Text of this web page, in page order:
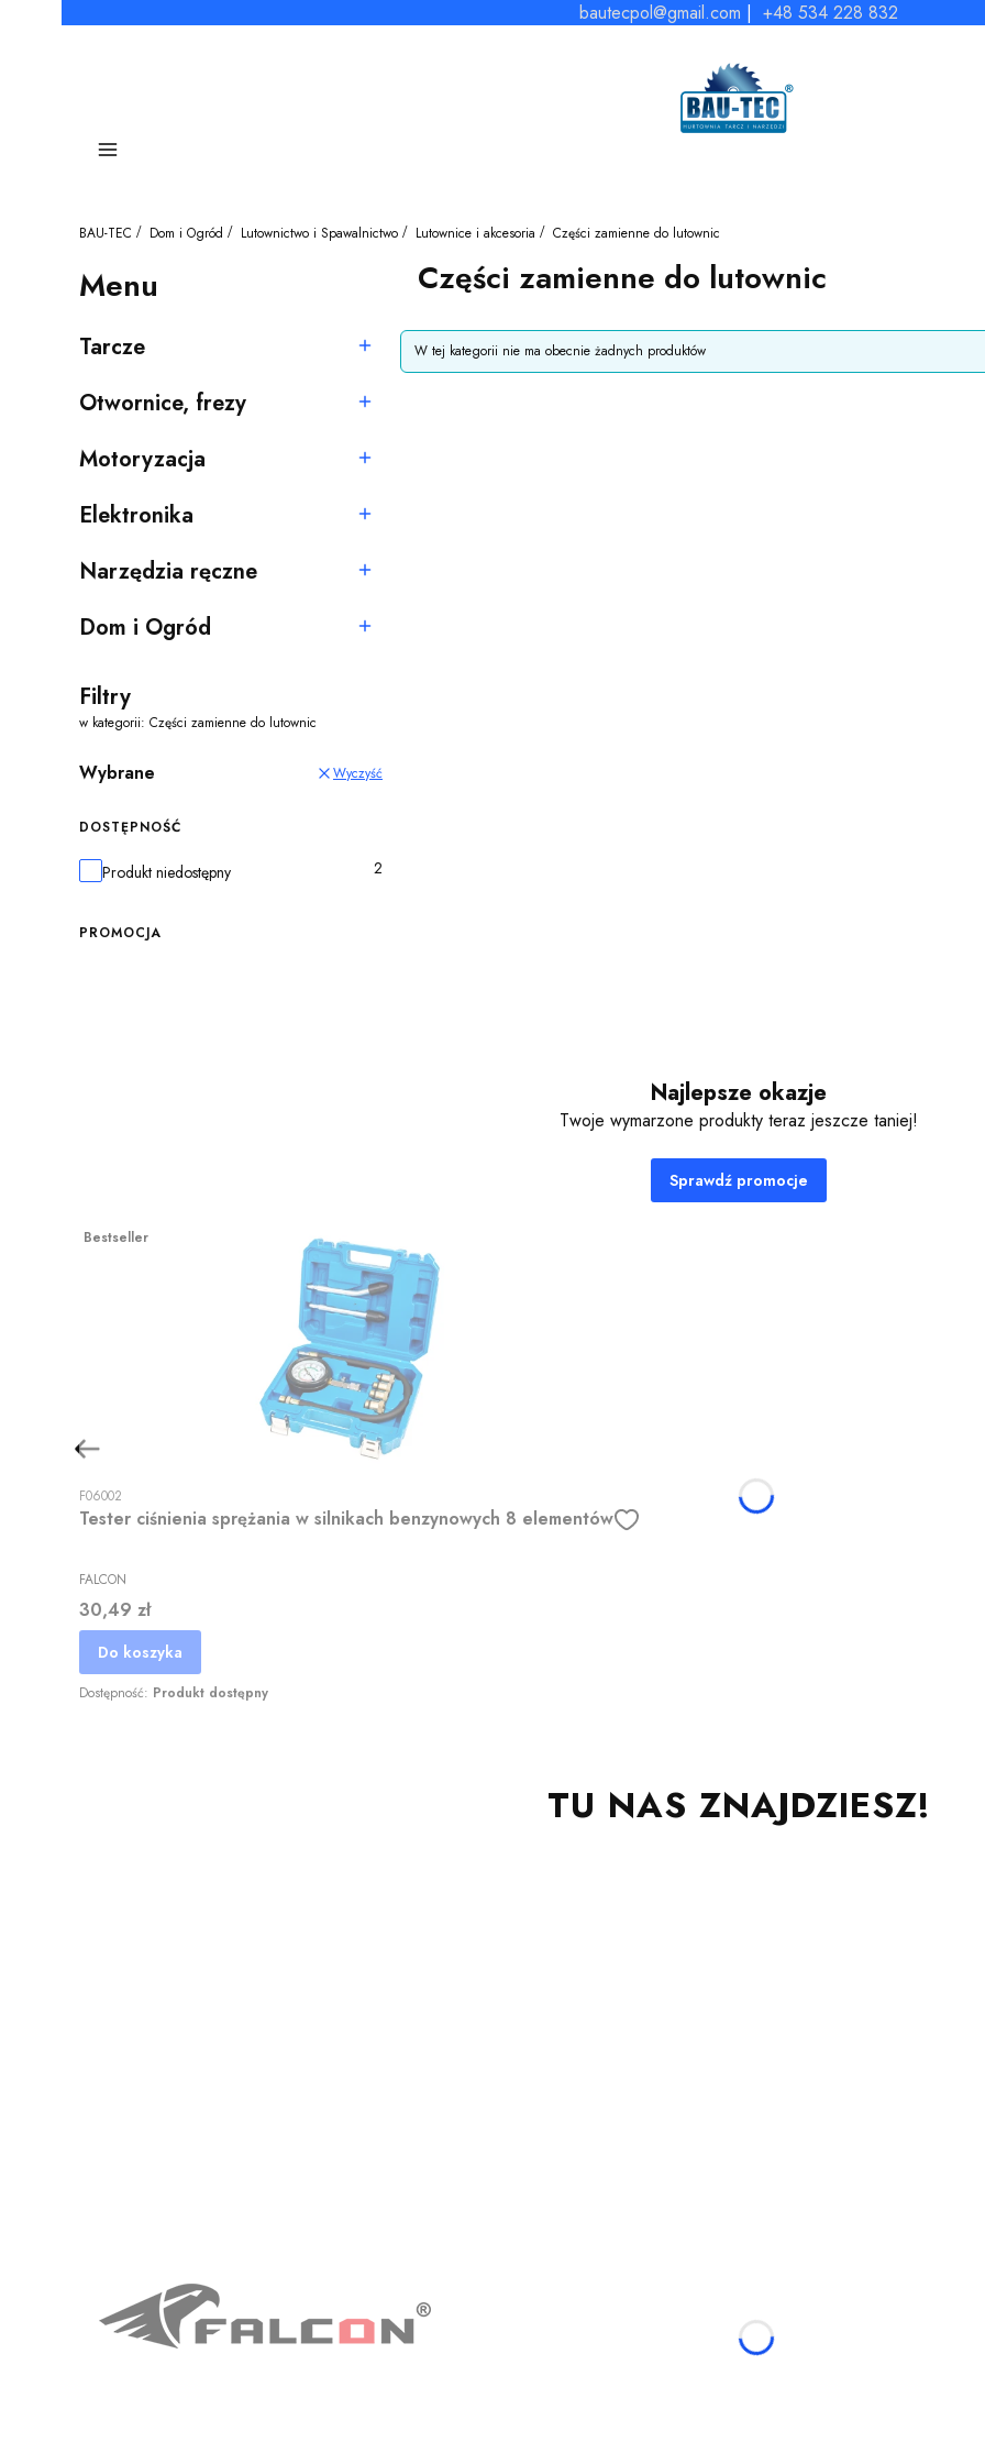
bautecpol@gmail.com | +48 534 228 832
Menu
BAU-TEC Dom i Ogród Lutownictwo i Spawalnictwo Lutownice i akcesoria Części zamienne do lutownic
Menu
Kategoria - Tarcze
Tarcze
Kategoria - Otwornice, frezy
Otwornice, frezy
Kategoria - Motoryzacja
Motoryzacja
Kategoria - Elektronika
Elektronika
Kategoria - Narzędzia ręczne
Narzędzia ręczne
Kategoria - Dom i Ogród
Dom i Ogród
Filtry
w kategorii: Części zamienne do lutownic
Wybrane Wyczyść
DOSTĘPNOŚĆ
Dostępność
Produkt niedostępny 2
PROMOCJA
Części zamienne do lutownic
Lista produktów
W tej kategorii nie ma obecnie żadnych produktów
Najlepsze okazje
Twoje wymarzone produkty teraz jeszcze taniej!
Sprawdź promocje
Bestseller
F06002
Tester ciśnienia sprężania w silnikach benzynowych 8 elementów
FALCON
Cena
30,49 zł
Do koszyka
Dostępność: Produkt dostępny
TU NAS ZNAJDZIESZ!